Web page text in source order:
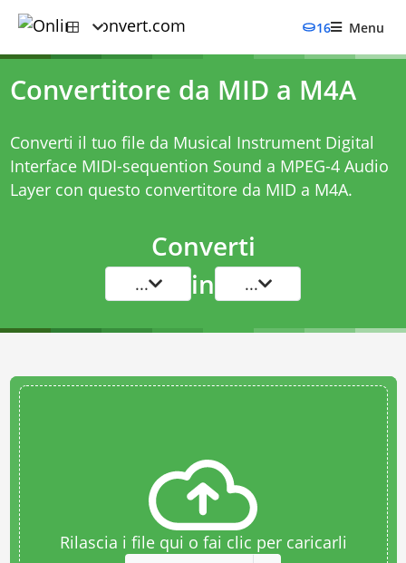
16 Menu
Convertitore da MID a M4A
Converti il tuo file da Musical Instrument Digital
Interface MIDI-sequention Sound a MPEG-4 Audio
Layer con questo convertitore da MID a M4A.
Converti
... in ...
Rilascia i file qui o fai clic per caricarli